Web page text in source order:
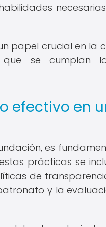
papel crucial en la
se cumplan
efectivo en
es
prácticas se
de
y la